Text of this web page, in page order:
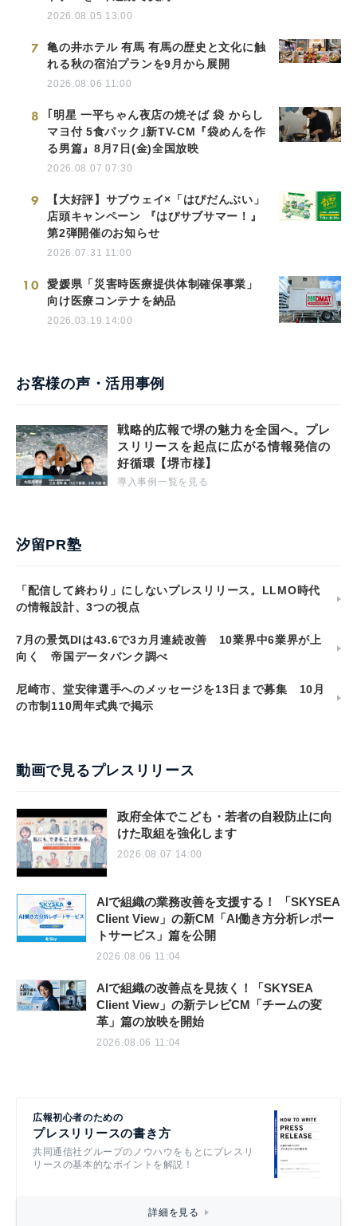
2026.08.05 13:00
7
亀の井ホテル 有馬 有馬の歴史と文化に触
れる秋の宿泊プランを9月から展開
2026.08.06 11:00
8
｢明星 一平ちゃん夜店の焼そば 袋 からし
マヨ付 5食パック｣新TV-CM『袋めんを作
る男篇』8月7日(金)全国放映
2026.08.07 07:30
9
【大好評】サブウェイ×「はぴだんぶい」
店頭キャンペーン 『はぴサブサマー！』
第2弾開催のお知らせ
2026.07.31 11:00
10
愛媛県「災害時医療提供体制確保事業」
向け医療コンテナを納品
2026.03.19 14:00
お客様の声・活用事例
戦略的広報で堺の魅力を全国へ。プレ
スリリースを起点に広がる情報発信の
好循環【堺市様】
導入事例一覧を見る
汐留PR塾
「配信して終わり」にしないプレスリリース。LLMO時代
の情報設計、3つの視点
7月の景気DIは43.6で3カ月連続改善 10業界中6業界が上
向く 帝国データバンク調べ
尼崎市、堂安律選手へのメッセージを13日まで募集 10月
の市制110周年式典で掲示
動画で見るプレスリリース
政府全体でこども・若者の自殺防止に向
けた取組を強化します
2026.08.07 14:00
AIで組織の業務改善を支援する！ 「SKYSEA
Client View」の新CM「AI働き方分析レポー
トサービス」篇を公開
2026.08.06 11:04
AIで組織の改善点を見抜く！「SKYSEA
Client View」の新テレビCM「チームの変
革」篇の放映を開始
2026.08.06 11:04
広報初心者のための
プレスリリースの書き方
共同通信社グループのノウハウをもとにプレスリ
リースの基本的なポイントを解説！
詳細を見る